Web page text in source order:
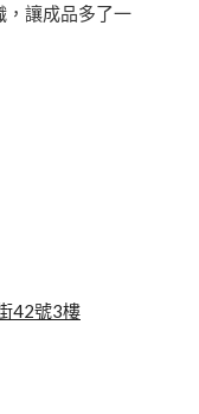
，讓成品多了一
42號3樓